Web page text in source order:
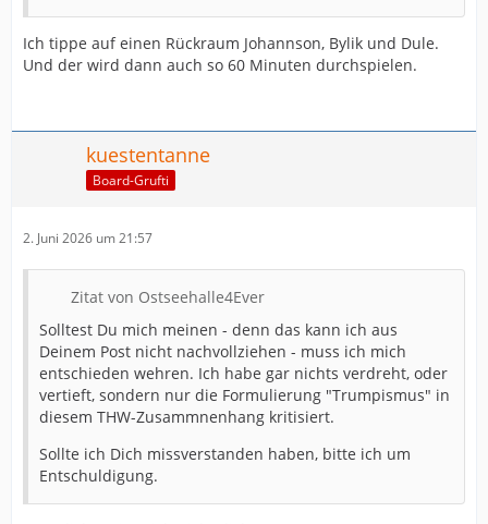
Ich tippe auf einen Rückraum Johannson, Bylik und Dule.
Und der wird dann auch so 60 Minuten durchspielen.
kuestentanne
Board-Grufti
2. Juni 2026 um 21:57
Zitat von Ostseehalle4Ever
Solltest Du mich meinen - denn das kann ich aus
Deinem Post nicht nachvollziehen - muss ich mich
entschieden wehren. Ich habe gar nichts verdreht, oder
vertieft, sondern nur die Formulierung "Trumpismus" in
diesem THW-Zusammnenhang kritisiert.
Sollte ich Dich missverstanden haben, bitte ich um
Entschuldigung.